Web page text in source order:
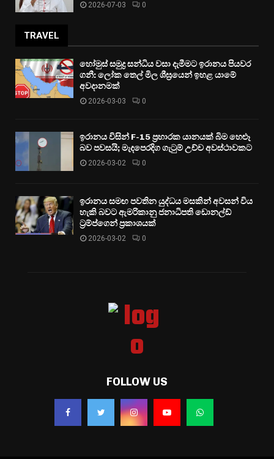
2026-07-03 0
TRAVEL
හෝමුස් සමුද්‍ර සන්ධිය වසා දැමීමට ඉරානය පියවර
ගනී: ලෝක තෙල් මිල ශීඝ්‍රයෙන් ඉහළ යාමේ
අවදානමක්
2026-03-03 0
ඉරානය විසින් F-15 ප්‍රහාරක යානයක් බිම හෙළූ
බව පවසයි; මැදපෙරදිග ගැටුම් උච්ච අවස්ථාවකට
2026-03-02 0
ඉරානය සමඟ පවතින යුද්ධය මසකින් අවසන් විය
හැකි බවට ඇමරිකානු ජනාධිපති ඩොනල්ඩ්
ට්‍රම්ප්ගෙන් ප්‍රකාශයක්
2026-03-02 0
FOLLOW US